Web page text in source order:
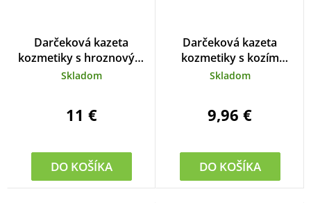
Darčeková kazeta
kozmetiky s hroznovým
vínom
Skladom
11 €
DO KOŠÍKA
Darčeková kazeta
kozmetiky s kozím
mliekom
Skladom
9,96 €
DO KOŠÍKA